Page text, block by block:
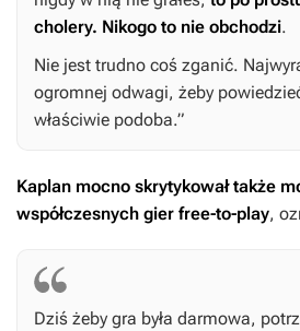
cholery. Nikogo to nie obchodzi.
Nie jest trudno coś zganić.
ogromnej odwagi, żeby
właściwie podoba.”
Kaplan mocno skrytykował także
współczesnych gier free-to-play,
Dziś żeby gra była darmowa,